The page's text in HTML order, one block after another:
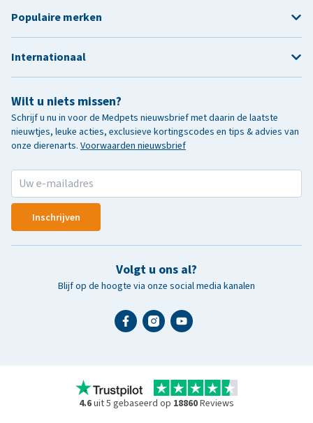
Wilt u niets missen?
Schrijf u nu in voor de Medpets nieuwsbrief met daarin de laatste
nieuwtjes, leuke acties, exclusieve kortingscodes en tips & advies van
onze dierenarts. Voorwaarden nieuwsbrief
Inschrijven
Volgt u ons al?
Blijf op de hoogte via onze social media kanalen
Populaire merken
Internationaal
4.6uit 5 gebaseerd op 18860Reviews